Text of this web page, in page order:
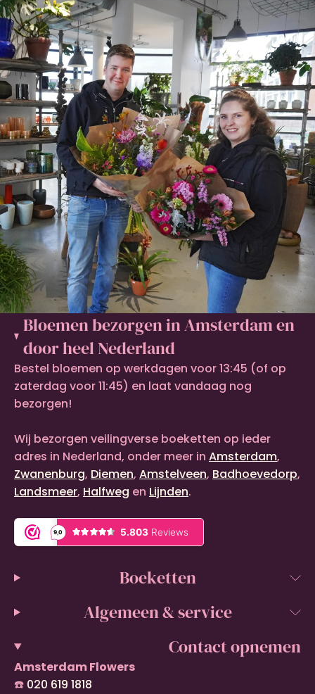
Bloemen bezorgen in Amsterdam en
door heel Nederland
Bestel bloemen op werkdagen voor 13:45 (of op
zaterdag voor 11:45) en laat vandaag nog
bezorgen!
Wij bezorgen veilingverse boeketten op ieder
adres in Nederland, onder meer in Amsterdam,
Zwanenburg, Diemen, Amstelveen, Badhoevedorp,
Landsmeer, Halfweg en Lijnden.
Boeketten
Algemeen & service
Contact opnemen
Amsterdam Flowers
☎️ 020 619 1818